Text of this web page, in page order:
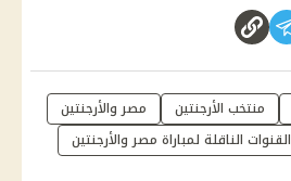
منتخب الأرجنتين
مصر والأرجنتين
القنوات الناقلة لمباراة مصر والأرجنتين